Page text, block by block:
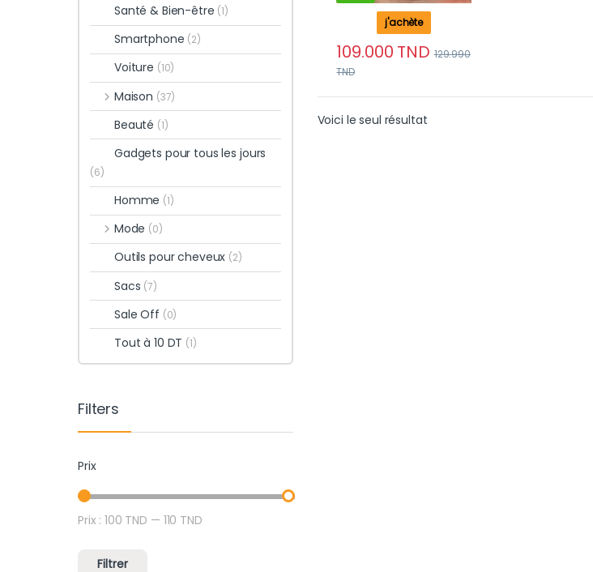
109.000 TND 129.990
TND
j'achète
Voici le seul résultat
Santé & Bien-être (1)
Smartphone (2)
Voiture (10)
Maison (37)
Beauté (1)
Gadgets pour tous les jours
(6)
Homme (1)
Mode (0)
Outils pour cheveux (2)
Sacs (7)
Sale Off (0)
Tout à 10 DT (1)
Filters
Prix
Prix min
Prix max
Filtrer
Prix :100 TND — 110 TND